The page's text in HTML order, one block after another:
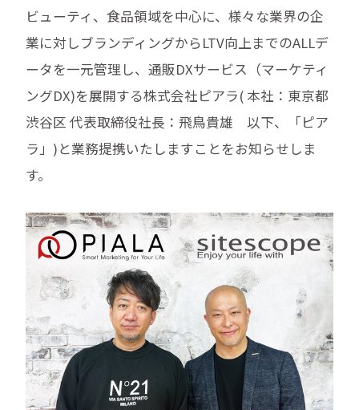
ビューティ、食品領域を中心に、様々な業界の企
業に対しブランディングからLTV向上までのALLデ
ータを一元管理し、通販DXサービス（マーケティ
ングDX)を展開する株式会社ピアラ( 本社：東京都
渋谷区 代表取締役社長：飛鳥貴雄 以下、「ピア
ラ」)と業務提携いたしますことをお知らせしま
す。